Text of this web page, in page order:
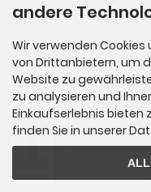
Zahlungsmethoden
andere
Wir verwenden
von Drittanbietern, um
Website zu
zu analysieren und
Einkaufserlebnis bieten
finden Sie in unserer